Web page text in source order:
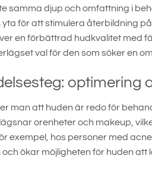
samma djup och omfattning i
yta för att stimulera återbildning
en förbättrad hudkvalitet med
val för den som söker en
optimering
man att huden är redo för
orenheter och makeup,
exempel, hos personer med
ökar möjligheten för huden att